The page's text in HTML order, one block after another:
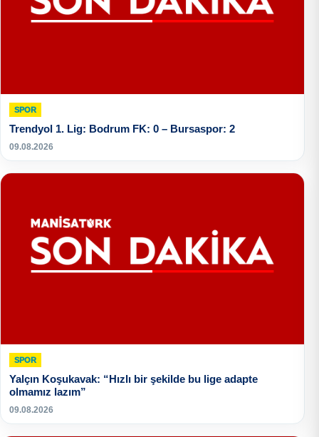
SPOR
Trendyol 1. Lig: Bodrum FK: 0 – Bursaspor: 2
09.08.2026
SPOR
Yalçın Koşukavak: “Hızlı bir şekilde bu lige adapte
olmamız lazım”
09.08.2026